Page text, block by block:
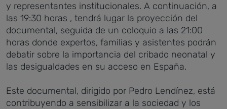
y representantes institucionales. A continuación, a
las 19:30 horas , tendrá lugar la proyección del
documental, seguida de un coloquio a las 21:00
horas donde expertos, familias y asistentes podrán
debatir sobre la importancia del cribado neonatal y
las desigualdades en su acceso en España.
Este documental, dirigido por Pedro Lendínez, está
contribuyendo a sensibilizar a la sociedad y los